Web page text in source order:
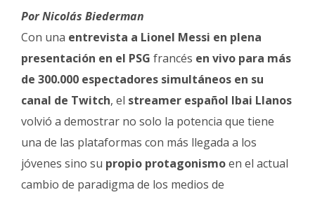
Fúnebres
Por Nicolás Biederman
Con una entrevista a Lionel Messi en plena
presentación en el PSG francés en vivo para más
de 300.000 espectadores simultáneos en su
canal de Twitch, el streamer español Ibai Llanos
volvió a demostrar no solo la potencia que tiene
una de las plataformas con más llegada a los
jóvenes sino su propio protagonismoen el actual
cambio de paradigma de los medios de